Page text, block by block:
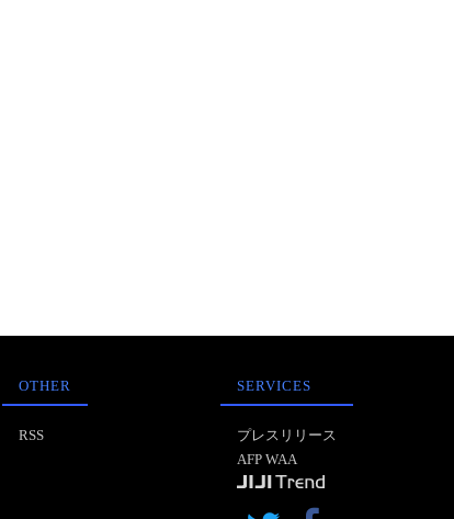
OTHER
RSS
SERVICES
プレスリリース
AFP WAA